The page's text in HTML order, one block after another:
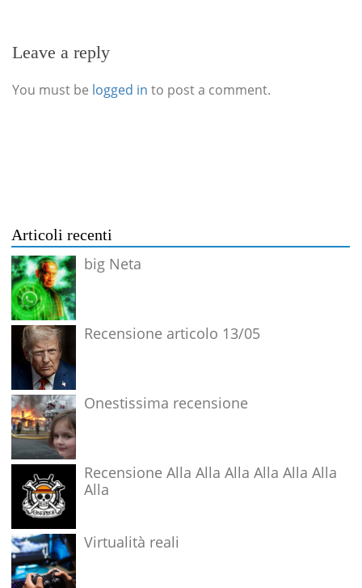
Leave a reply
You must be logged in to post a comment.
Articoli recenti
big Neta
Recensione articolo 13/05
Onestissima recensione
Recensione Alla Alla Alla Alla Alla Alla
Alla
Virtualità reali